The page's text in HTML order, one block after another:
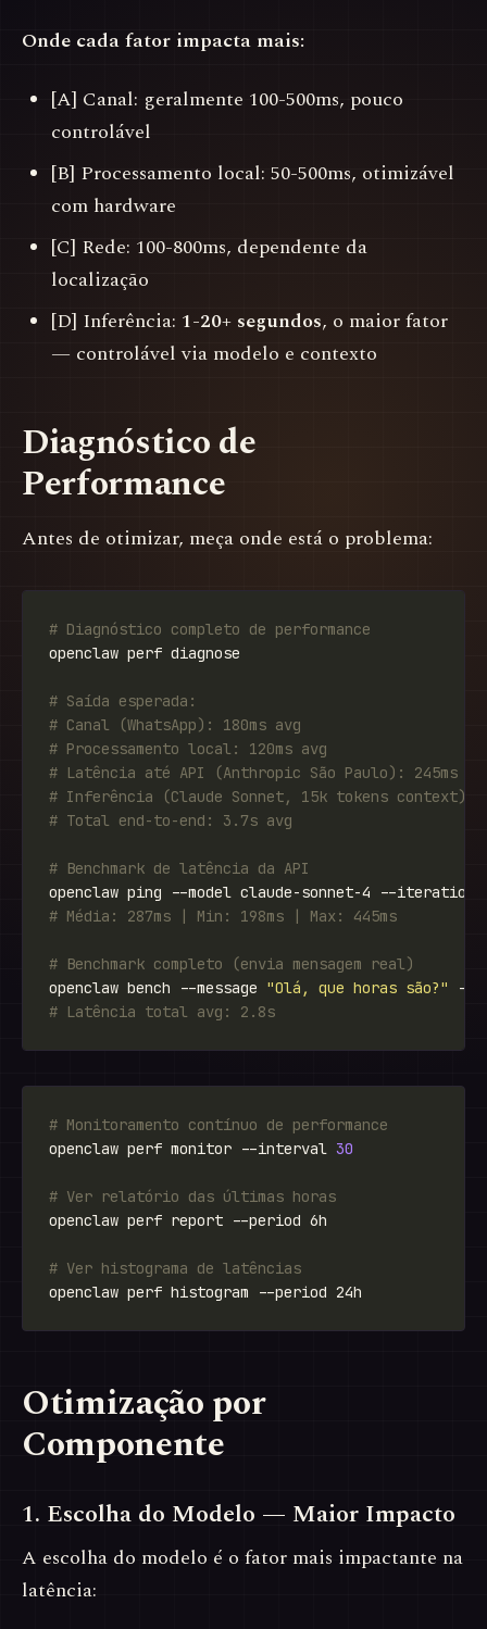
Onde cada fator impacta mais:
[A] Canal: geralmente 100-500ms, pouco
controlável
[B] Processamento local: 50-500ms, otimizável
com hardware
[C] Rede: 100-800ms, dependente da
localização
[D] Inferência: 1-20+ segundos, o maior fator
— controlável via modelo e contexto
Diagnóstico de
Performance
Antes de otimizar, meça onde está o problema:
# Diagnóstico completo de performance
# Saída esperada:
# Canal (WhatsApp): 180ms avg
# Processamento local: 120ms avg
# Latência até API (Anthropic São Paulo): 245ms
# Inferência (Claude Sonnet, 15k tokens context):
# Total end-to-end: 3.7s avg
# Benchmark de latência da API
openclaw ping --model claude-sonnet-4 --
# Média: 287ms | Min: 198ms | Max: 445ms
# Benchmark completo (envia mensagem real)
openclaw bench --message "Olá, que horas são?"
--
# Latência total avg: 2.8s
# Monitoramento contínuo de performance
openclaw perf monitor --interval 30
# Ver relatório das últimas horas
# Ver histograma de latências
Otimização por
Componente
1. Escolha do Modelo — Maior Impacto
A escolha do modelo é o fator mais impactante na
latência: